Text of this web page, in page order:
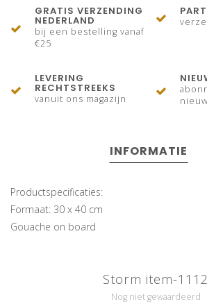
GRATIS VERZENDING
NEDERLAND
bij een bestelling vanaf
€25
LEVERING
RECHTSTREEKS
vanuit ons magazijn
INFORMATIE
Productspecificaties:
Formaat: 30 x 40 cm
Gouache on board
Storm item-1112
Nog niet gewaardeerd